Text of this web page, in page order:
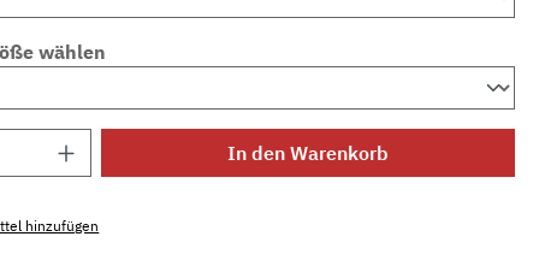
wählen
Anzahl: Gib den gewünschten Wert ein
In den Warenkorb
hinzufügen